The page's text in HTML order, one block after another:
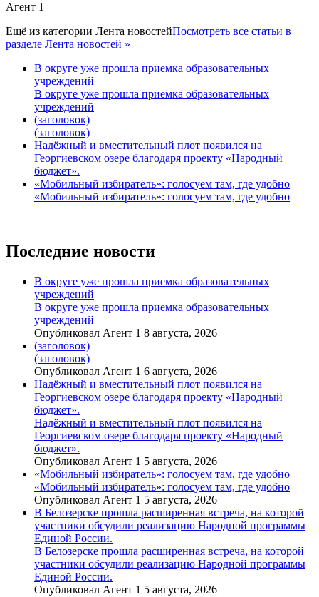
Агент 1
Ещё из категории Лента новостейПосмотреть все статьи в
разделе Лента новостей »
В округе уже прошла приемка образовательных
учреждений
В округе уже прошла приемка образовательных
учреждений
(заголовок)
(заголовок)
Надёжный и вместительный плот появился на
Георгиевском озере благодаря проекту «Народный
бюджет».
«Мобильный избиратель»: голосуем там, где удобно
«Мобильный избиратель»: голосуем там, где удобно
Последние новости
В округе уже прошла приемка образовательных
учреждений
В округе уже прошла приемка образовательных
учреждений
Опубликовал Агент 1 8 августа, 2026
(заголовок)
(заголовок)
Опубликовал Агент 1 6 августа, 2026
Надёжный и вместительный плот появился на
Георгиевском озере благодаря проекту «Народный
бюджет».
Надёжный и вместительный плот появился на
Георгиевском озере благодаря проекту «Народный
бюджет».
Опубликовал Агент 1 5 августа, 2026
«Мобильный избиратель»: голосуем там, где удобно
«Мобильный избиратель»: голосуем там, где удобно
Опубликовал Агент 1 5 августа, 2026
В Белозерске прошла расширенная встреча, на которой
участники обсудили реализацию Народной программы
Единой России.
В Белозерске прошла расширенная встреча, на которой
участники обсудили реализацию Народной программы
Единой России.
Опубликовал Агент 1 5 августа, 2026